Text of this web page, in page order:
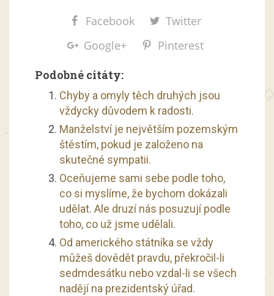
Facebook
Twitter
Google+
Pinterest
Podobné citáty:
Chyby a omyly těch druhých jsou
vždycky důvodem k radosti.
Manželství je největším pozemským
štěstím, pokud je založeno na
skutečné sympatii.
Oceňujeme sami sebe podle toho,
co si myslíme, že bychom dokázali
udělat. Ale druzí nás posuzují podle
toho, co už jsme udělali.
Od amerického státníka se vždy
můžeš dovědět pravdu, překročil-li
sedmdesátku nebo vzdal-li se všech
nadějí na prezidentský úřad.